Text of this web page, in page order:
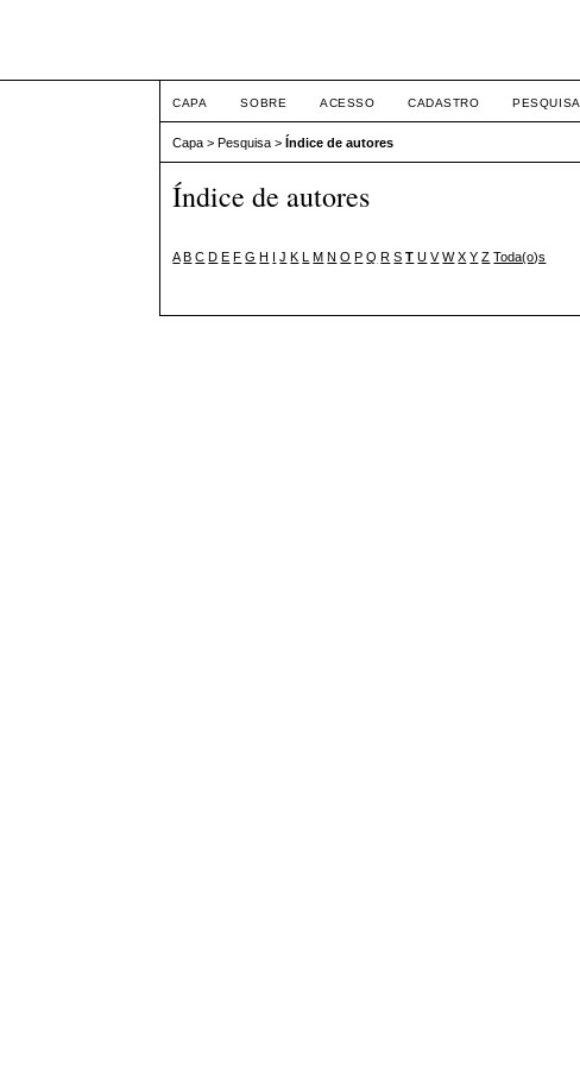
CAPA SOBRE ACESSO CADASTRO PESQUISA
Capa >Pesquisa >Índice de autores
Índice de autores
A B C D E F G H I J K L M N O P Q R S T U V W X Y Z Toda(o)s